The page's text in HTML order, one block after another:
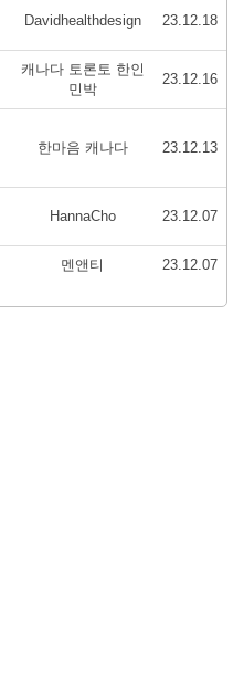
Davidhealthdesign 23.12.18
캐나다 토론토 한인
민박
23.12.16
한마음 캐나다 23.12.13
HannaCho 23.12.07
멘앤티 23.12.07